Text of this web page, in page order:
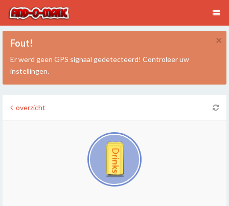
×
Fout!
Er werd geen GPS signaal gedetecteerd! Controleer uw
instellingen.
overzicht